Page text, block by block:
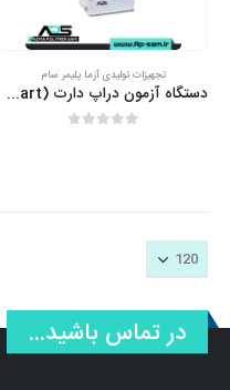
تجهیزات تولیدی آزما پلیمر سام
دستگاه آزمون دراپ دارت (Drop Dart)
در تماس باشید...